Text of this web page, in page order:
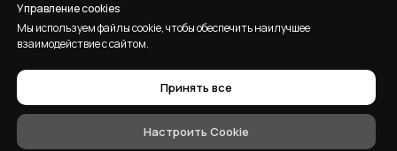
Управление cookies
Мы используем файлы cookie, чтобы обеспечить наилучшее
взаимодействие с сайтом.
Принять все
Настроить Cookie